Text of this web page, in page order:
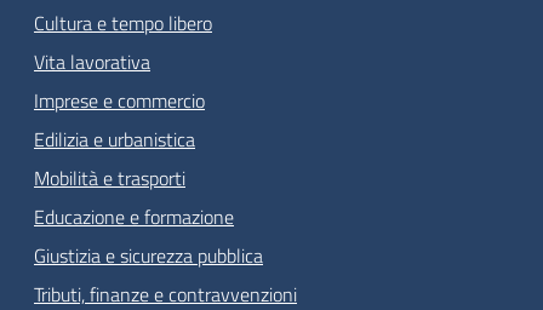
Cultura e tempo libero
Vita lavorativa
Imprese e commercio
Edilizia e urbanistica
Mobilità e trasporti
Educazione e formazione
Giustizia e sicurezza pubblica
Tributi, finanze e contravvenzioni